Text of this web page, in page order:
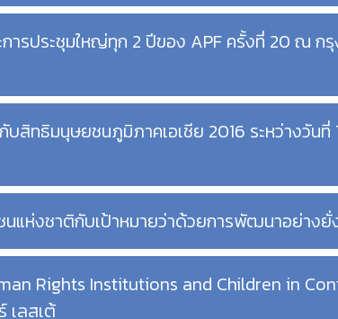
ารประชุมใหญ่ทุก 2 ปีของ APF ครั้งที่ 20 ณ ก
สิทธิมนุษยชนภูมิภาคเอเชีย 2016 ระหว่างวัน
แห่งชาติกับเป้าหมายว่าด้วยการพัฒนาอย่างยั่
Rights Institutions and Children in
เลสเต้